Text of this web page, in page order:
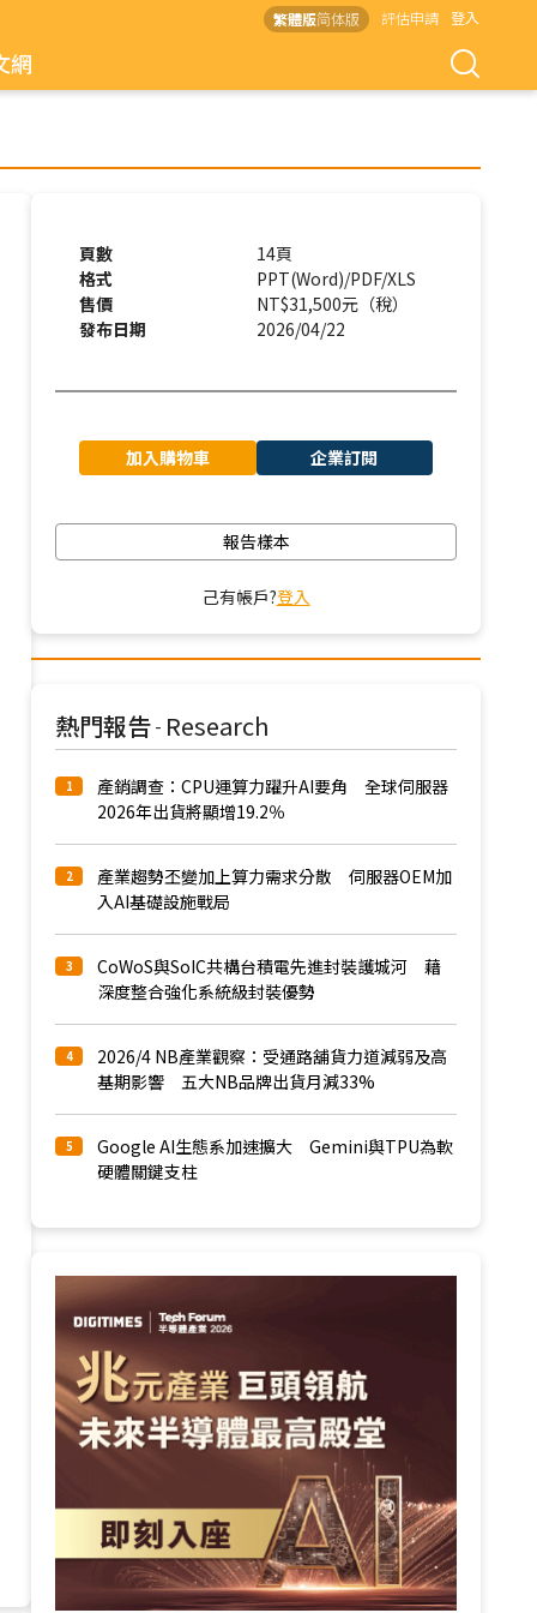
繁體版简体版 評估申請 登入
網
頁數
14頁
格式
PPT(Word)/PDF/XLS
售價
NT$31,500元（稅）
發布日期
2026/04/22
加入購物車 企業訂閱
報告樣本
己有帳戶?登入
熱門報告 - Research
1
產銷調查：CPU運算力躍升AI要角 全球伺服器
2026年出貨將顯增19.2％
2
產業趨勢丕變加上算力需求分散 伺服器OEM加
入AI基礎設施戰局
3
CoWoS與SoIC共構台積電先進封裝護城河 藉
深度整合強化系統級封裝優勢
4
2026/4 NB產業觀察：受通路舖貨力道減弱及高
基期影響 五大NB品牌出貨月減33%
5
Google AI生態系加速擴大 Gemini與TPU為軟
硬體關鍵支柱